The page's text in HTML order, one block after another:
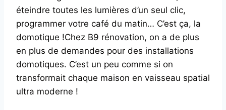
éteindre toutes les lumières d’un seul clic,
programmer votre café du matin… C’est ça, la
domotique !Chez B9 rénovation, on a de plus
en plus de demandes pour des installations
domotiques. C’est un peu comme si on
transformait chaque maison en vaisseau spatial
ultra moderne !